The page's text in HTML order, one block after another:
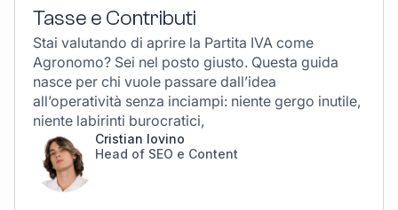
Tasse e Contributi
Stai valutando di aprire la Partita IVA come
Agronomo? Sei nel posto giusto. Questa guida
nasce per chi vuole passare dall’idea
all’operatività senza inciampi: niente gergo inutile,
niente labirinti burocratici,
Cristian Iovino
Head of SEO e Content